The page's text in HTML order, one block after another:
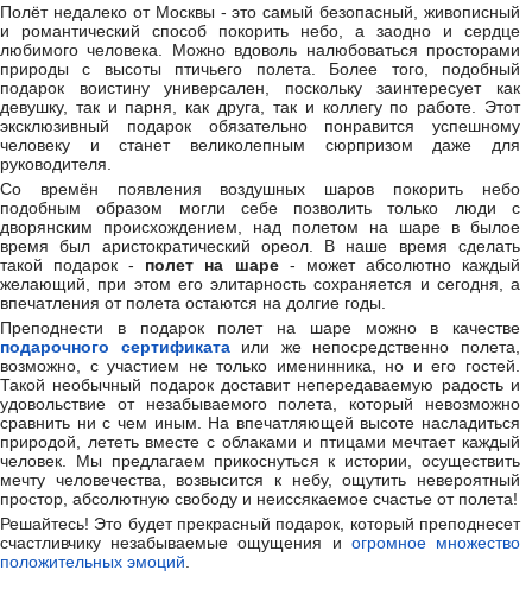
Полёт недалеко от Москвы - это самый безопасный, живописный
и романтический способ покорить небо, а заодно и сердце
любимого человека. Можно вдоволь налюбоваться просторами
природы с высоты птичьего полета. Более того, подобный
подарок воистину универсален, поскольку заинтересует как
девушку, так и парня, как друга, так и коллегу по работе. Этот
эксклюзивный подарок обязательно понравится успешному
человеку и станет великолепным сюрпризом даже для
руководителя.
Со времён появления воздушных шаров покорить небо
подобным образом могли себе позволить только люди с
дворянским происхождением, над полетом на шаре в былое
время был аристократический ореол. В наше время сделать
такой подарок - полет на шаре- может абсолютно каждый
желающий, при этом его элитарность сохраняется и сегодня, а
впечатления от полета остаются на долгие годы.
Преподнести в подарок полет на шаре можно в качестве
подарочного сертификатаили же непосредственно полета,
возможно, с участием не только именинника, но и его гостей.
Такой необычный подарок доставит непередаваемую радость и
удовольствие от незабываемого полета, который невозможно
сравнить ни с чем иным. На впечатляющей высоте насладиться
природой, лететь вместе с облаками и птицами мечтает каждый
человек. Мы предлагаем прикоснуться к истории, осуществить
мечту человечества, возвысится к небу, ощутить невероятный
простор, абсолютную свободу и неиссякаемое счастье от полета!
Решайтесь! Это будет прекрасный подарок, который преподнесет
счастливчику незабываемые ощущения и огромное множество
положительных эмоций